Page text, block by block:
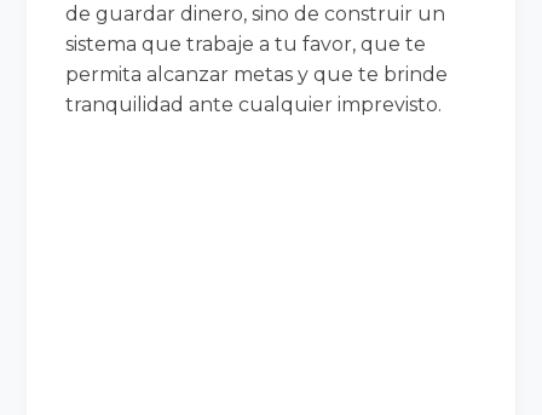
de guardar dinero, sino de construir un
sistema que trabaje a tu favor, que te
permita alcanzar metas y que te brinde
tranquilidad ante cualquier imprevisto.